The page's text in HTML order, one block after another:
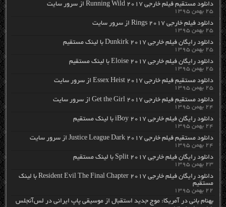
دانلود مستقیم فیلم خارجی Running Wild 2017 از سرور سایت
۲۵ بهمن ۱۳۹۵
دانلود فیلم خارجی Rings 2017 از سرور سایت
۲۵ بهمن ۱۳۹۵
دانلود رایگان فیلم خارجی Dunkirk 2017 با لینک مستقیم
۲۵ بهمن ۱۳۹۵
دانلود رایگان فیلم خارجی Eloise 2017 با لینک مستقیم
۲۵ بهمن ۱۳۹۵
دانلود مستقیم فیلم خارجی Essex Heist 2017 از سرور سایت
۲۵ بهمن ۱۳۹۵
دانلود مستقیم فیلم خارجی Get the Girl 2017 از سرور سایت
۲۴ بهمن ۱۳۹۵
دانلود رایگان فیلم خارجی iBoy 2017 با لینک مستقیم
۲۴ بهمن ۱۳۹۵
دانلود مستقیم فیلم خارجی Justice League Dark 2017 از سرور سایت
۲۴ بهمن ۱۳۹۵
دانلود رایگان فیلم خارجی Split 2017 با لینک مستقیم
۲۳ بهمن ۱۳۹۵
دانلود رایگان فیلم خارجی Resident Evil The Final Chapter 2017 با لینک
مستقیم
۲۲ بهمن ۱۳۹۵
بهنام بانی در آمریکا: موج جدید استقبال از موسیقی پاپ ایرانی در لس‌آنجلس